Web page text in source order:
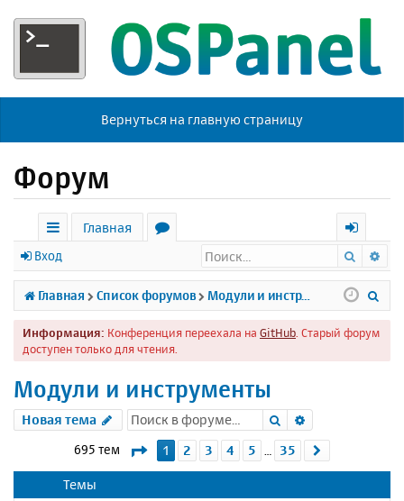
Вернуться на главную страницу
Форум
с
ы
л
к
Главная
р
у
м
х
о
д
Вход Поиск
Главная Список форумов Модули и инструменты
Информация: Конференция переехала на GitHub . Старый форум
доступен только для чтения.
Модули и инструменты
Новая тема Поиск
695 тем Страница1 из 35
1 2 3 4 5 35
Темы